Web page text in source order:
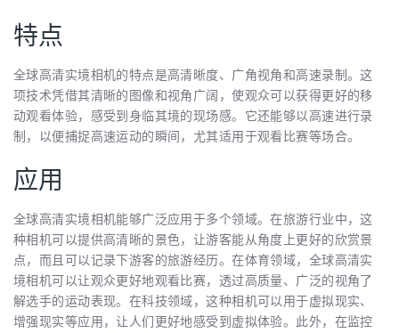
特点
全球高清实境相机的特点是高清晰度、广角视角和高速录制。这
项技术凭借其清晰的图像和视角广阔，使观众可以获得更好的移
动观看体验，感受到身临其境的现场感。它还能够以高速进行录
制，以便捕捉高速运动的瞬间，尤其适用于观看比赛等场合。
应用
全球高清实境相机能够广泛应用于多个领域。在旅游行业中，这
种相机可以提供高清晰的景色，让游客能从角度上更好的欣赏景
点，而且可以记录下游客的旅游经历。在体育领域，全球高清实
境相机可以让观众更好地观看比赛，透过高质量、广泛的视角了
解选手的运动表现。在科技领域，这种相机可以用于虚拟现实、
增强现实等应用，让人们更好地感受到虚拟体验。此外，在监控